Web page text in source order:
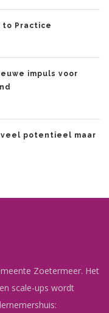
to Practice
impuls voor
veel potentieel maar
Zoetermeer. Het
scale-ups wordt